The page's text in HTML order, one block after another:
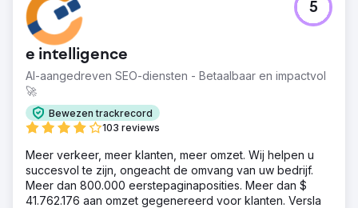
e intelligence
AI-aangedreven SEO-diensten - Betaalbaar en impactvol
🚀
Bewezen trackrecord
103 reviews
5
Meer verkeer, meer klanten, meer omzet. Wij helpen u
succesvol te zijn, ongeacht de omvang van uw bedrijf.
Meer dan 800.000 eerstepaginaposities. Meer dan $
41.762.176 aan omzet gegenereerd voor klanten. Versla